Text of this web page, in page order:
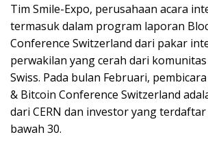
Tim Smile-Expo, perusahaan acara
termasuk dalam program laporan
Conference Switzerland dari pakar
perwakilan yang cerah dari
Swiss. Pada bulan Februari,
& Bitcoin Conference Switzerland
dari CERN dan investor yang terdaftar
bawah 30.